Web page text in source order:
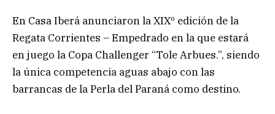
En Casa Iberá anunciaron la XIXº edición de la
Regata Corrientes – Empedrado en la que estará
en juego la Copa Challenger “Tole Arbues.”, siendo
la única competencia aguas abajo con las
barrancas de la Perla del Paraná como destino.